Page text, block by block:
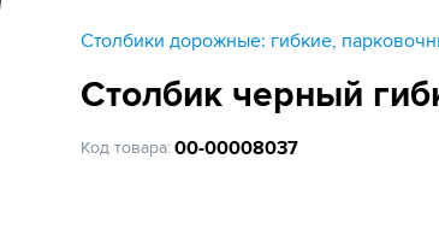
Столбики дорожные: гибкие,
Столбик черный
Код товара: 00-00008037